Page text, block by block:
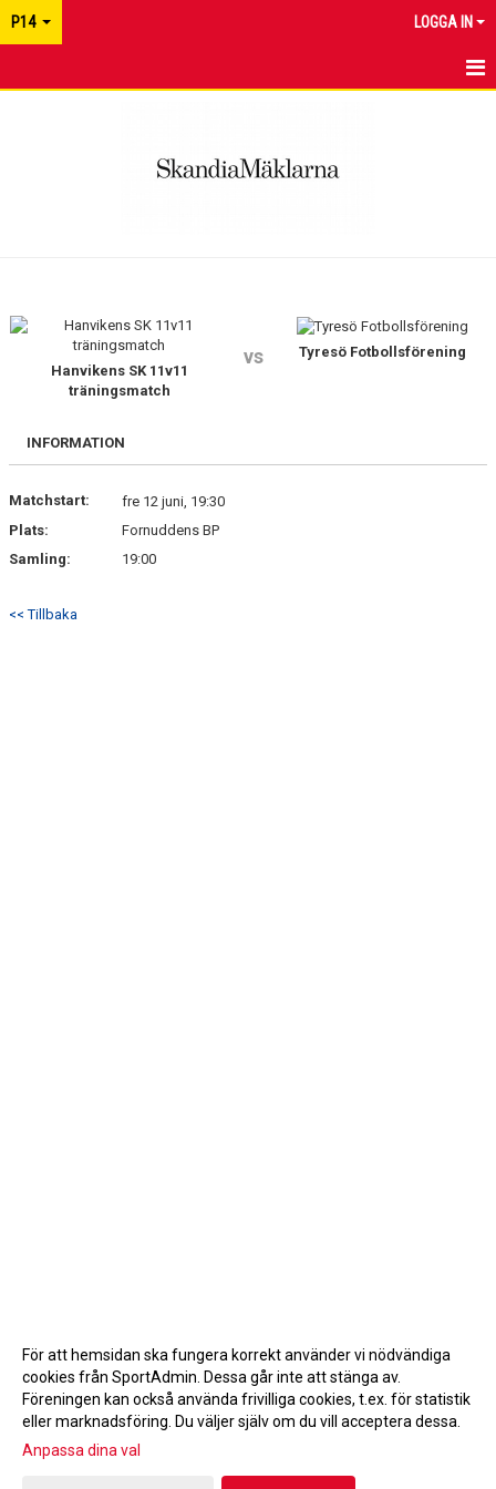
P14 LOGGA IN
BILDGALLERI
DOKUMENT
KONTAKT
Hanvikens SK 11v11
träningsmatch
vs Tyresö Fotbollsförening
INFORMATION
Matchstart:
fre 12 juni, 19:30
Plats:
Fornuddens BP
Samling:
19:00
<< Tillbaka
Gå till Webbversion
För att hemsidan ska fungera korrekt använder vi nödvändiga
cookies från SportAdmin. Dessa går inte att stänga av.
Föreningen kan också använda frivilliga cookies, t.ex. för statistik
eller marknadsföring. Du väljer själv om du vill acceptera dessa.
Anpassa dina val